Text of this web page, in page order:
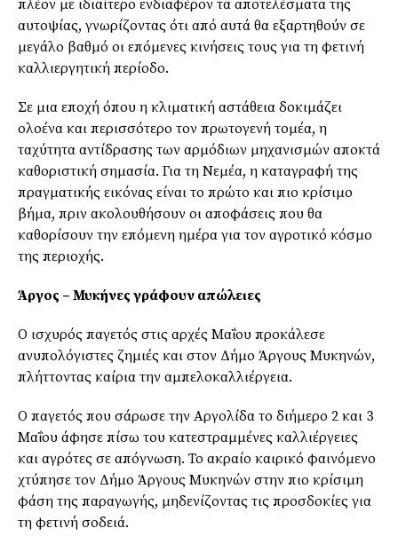
πλέον με ιδιαίτερο ενδιαφέρον τα αποτελέσματα της
αυτοψίας, γνωρίζοντας ότι από αυτά θα εξαρτηθούν σε
μεγάλο βαθμό οι επόμενες κινήσεις τους για τη φετινή
καλλιεργητική περίοδο.
Σε μια εποχή όπου η κλιματική αστάθεια δοκιμάζει
ολοένα και περισσότερο τον πρωτογενή τομέα, η
ταχύτητα αντίδρασης των αρμόδιων μηχανισμών αποκτά
καθοριστική σημασία. Για τη Νεμέα, η καταγραφή της
πραγματικής εικόνας είναι το πρώτο και πιο κρίσιμο
βήμα, πριν ακολουθήσουν οι αποφάσεις που θα
καθορίσουν την επόμενη ημέρα για τον αγροτικό κόσμο
της περιοχής.
Άργος – Μυκήνες γράφουν απώλειες
Ο ισχυρός παγετός στις αρχές Μαΐου προκάλεσε
ανυπολόγιστες ζημιές και στον Δήμο Άργους Μυκηνών,
πλήττοντας καίρια την αμπελοκαλλιέργεια.
Ο παγετός που σάρωσε την Αργολίδα το διήμερο 2 και 3
Μαΐου άφησε πίσω του κατεστραμμένες καλλιέργειες
και αγρότες σε απόγνωση. Το ακραίο καιρικό φαινόμενο
χτύπησε τον Δήμο Άργους Μυκηνών στην πιο κρίσιμη
φάση της παραγωγής, μηδενίζοντας τις προσδοκίες για
τη φετινή σοδειά.